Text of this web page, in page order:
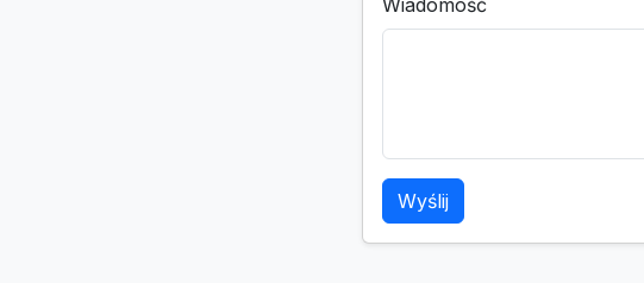
Wiadomość
Wyślij